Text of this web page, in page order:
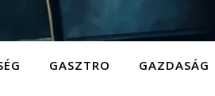
GASZTRO GAZDASÁG